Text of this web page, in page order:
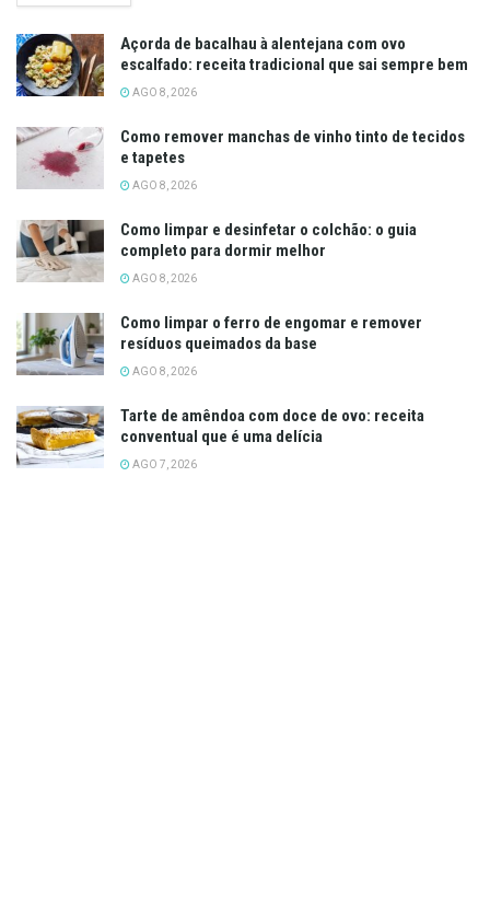
Açorda de bacalhau à alentejana com ovo
escalfado: receita tradicional que sai sempre bem
AGO 8, 2026
Como remover manchas de vinho tinto de tecidos
e tapetes
AGO 8, 2026
Como limpar e desinfetar o colchão: o guia
completo para dormir melhor
AGO 8, 2026
Como limpar o ferro de engomar e remover
resíduos queimados da base
AGO 8, 2026
Tarte de amêndoa com doce de ovo: receita
conventual que é uma delícia
AGO 7, 2026